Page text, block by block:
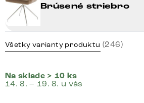
Brúsené striebro
Všetky varianty produktu (246)
Na sklade > 10 ks
14. 8. – 19. 8. u vás